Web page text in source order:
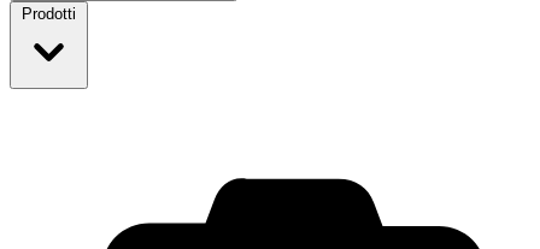
Prodotti